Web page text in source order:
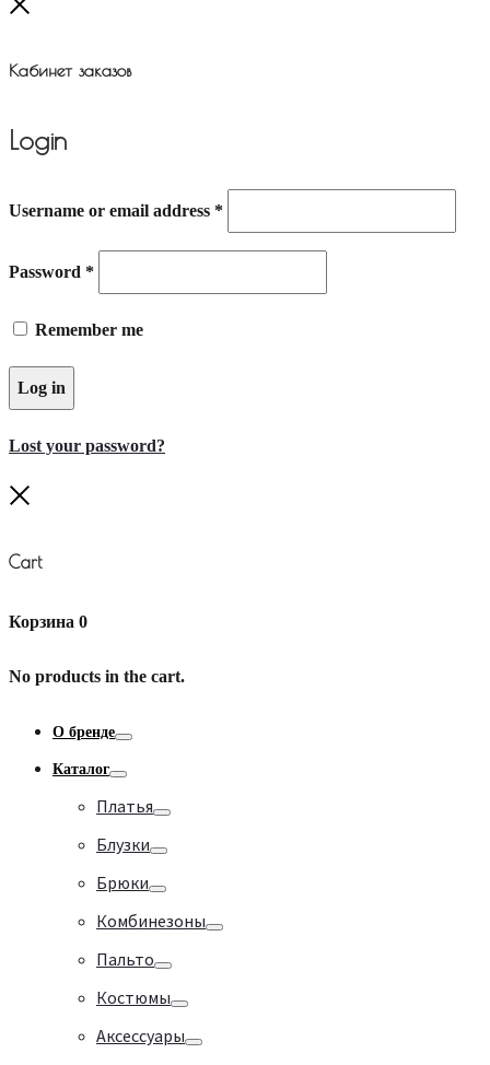
Кабинет заказов
Login
Username or email address *
Password *
Remember me
Log in
Lost your password?
Cart
Корзина 0
No products in the cart.
О бренде
Каталог
Платья
Блузки
Брюки
Комбинезоны
Пальто
Костюмы
Аксессуары